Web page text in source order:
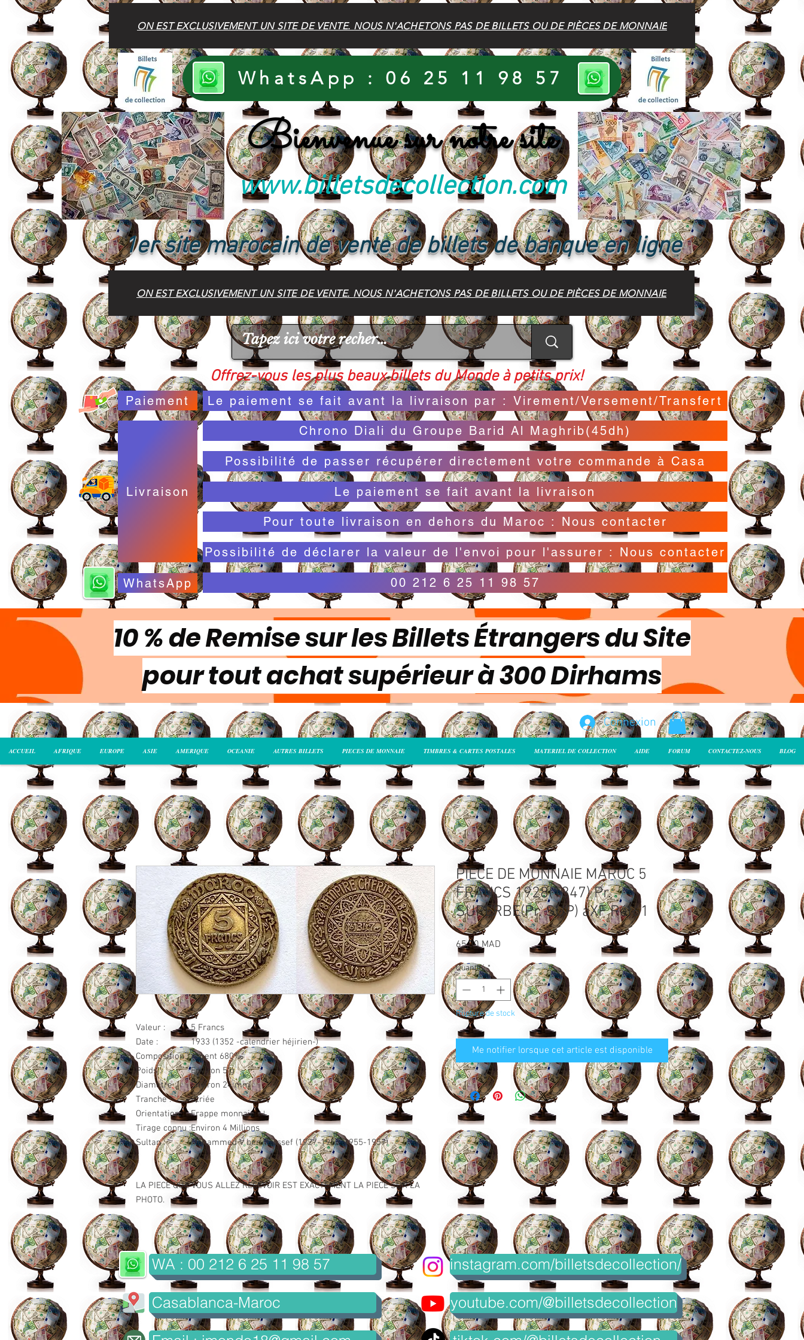
ON EST EXCLUSIVEMENT UN SITE DE VENTE. NOUS N'ACHETONS PAS DE BILLETS OU DE PIÈCES DE MONNAIE
WhatsApp : 06 25 11 98 57
Bienvenue sur notre site
www.billetsdecollection.com
1er site marocain de vente de billets de banque en ligne
ON EST EXCLUSIVEMENT UN SITE DE VENTE. NOUS N'ACHETONS PAS DE BILLETS OU DE PIÈCES DE MONNAIE
Offrez-vous les plus beaux billets du Monde à petits prix!
Paiement Le paiement se fait avant la livraison par : Virement/Versement/Transfert
Livraison
Chrono Diali du Groupe Barid Al Maghrib(45dh)
Possibilité de passer récupérer directement votre commande à Casa
Le paiement se fait avant la livraison
Pour toute livraison en dehors du Maroc : Nous contacter
Possibilité de déclarer la valeur de l'envoi pour l'assurer : Nous contacter
WhatsApp 00 212 6 25 11 98 57
10 % de Remise sur les Billets Étrangers du Site
pour tout achat supérieur à 300 Dirhams
Connexion
ACCUEIL AFRIQUE EUROPE ASIE AMERIQUE OCEANIE AUTRES BILLETS PIECES DE MONNAIE TIMBRES & CARTES POSTALES MATERIEL DE COLLECTION AIDE FORUM CONTACTEZ-NOUS BLOG
Valeur :
5 Francs
Date :
1933 (1352 -calendrier héjirien-)
Composition : Argent 680‰
Poids :
Environ 5 g
Diamètre :
Environ 24 mm
Tranche :
Striée
Orientation :
Frappe monnaie ↑↓
Tirage connu :Environ 4 Millions
Sultan :
Mohammed V ben Youssef (1927-1953, 1955-1957)
LA PIECE QUE VOUS ALLEZ RECEVOIR EST EXACTEMENT LA PIECE SUR LA
PHOTO.
PIECE DE MONNAIE MAROC 5
FRANCS 1928(1347) Pr.
SUPERBE(Pr. SUP) aXF Réf61
65,00 MAD
Quantité *
Rupture de stock
Me notifier lorsque cet article est disponible
WA : 00 212 6 25 11 98 57
Casablanca-Maroc
instagram.com/billetsdecollection/
youtube.com/@billetsdecollection